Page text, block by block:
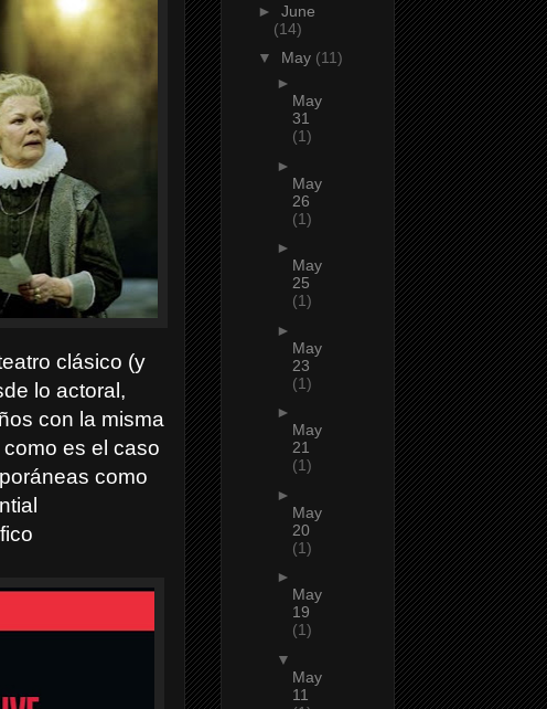
clásico (y
lo actoral,
con la misma
es el caso
como
► June
(14)
▼ May (11)
►
May
31
(1)
►
May
26
(1)
►
May
25
(1)
►
May
23
(1)
►
May
21
(1)
►
May
20
(1)
►
May
19
(1)
▼
May
11